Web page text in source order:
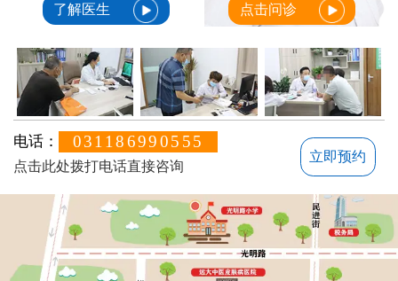
了解医生 点击问诊
电话： 031186990555
点击此处拨打电话直接咨询
立即预约